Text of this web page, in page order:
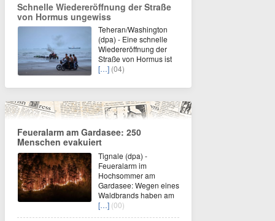
Schnelle Wiedereröffnung der Straße
von Hormus ungewiss
Teheran/Washington
(dpa) - Eine schnelle
Wiedereröffnung der
Straße von Hormus ist
[…] (04)
Feueralarm am Gardasee: 250
Menschen evakuiert
Tignale (dpa) -
Feueralarm im
Hochsommer am
Gardasee: Wegen eines
Waldbrands haben am
[…] (00)